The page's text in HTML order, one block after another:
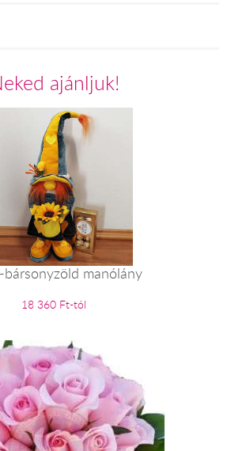
ajánljuk!
bársonyzöld manólány
18 360 Ft-tól